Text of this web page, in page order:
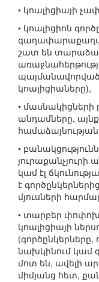
• կոալիցիայի
• կոալիցիոն
շատ են
կոալիցիաները),
• մասնակիցների
անդամները,
•
կամ էլ
է
մյուսների
• տարբեր
կոալիցիայի
նախկինում կամ
մոտ են, ավելի
միմյանց հետ,